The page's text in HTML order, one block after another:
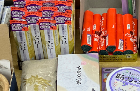
詳細を見る
処分・廃棄
処分・廃棄
お客様の声
リフォーム
お客様の声